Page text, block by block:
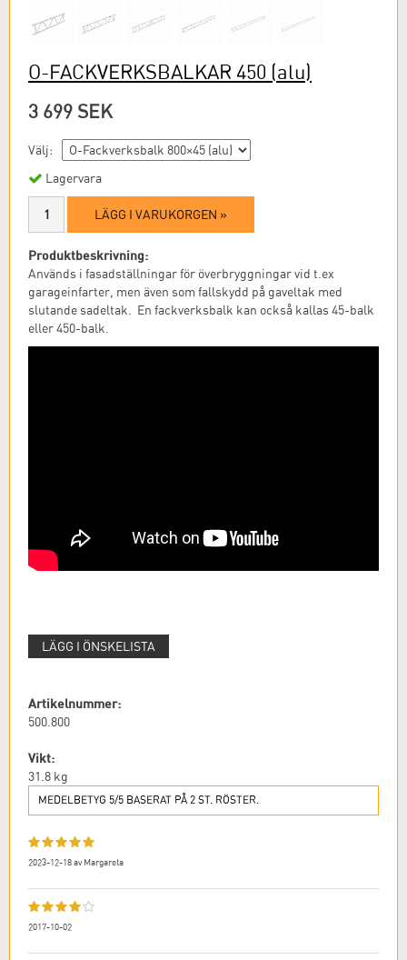
O-FACKVERKSBALKAR 450 (alu)
3 699 SEK
Välj:
Lagervara
LÄGG I VARUKORGEN »
Produktbeskrivning:
Används i fasadställningar för överbryggningar vid t.ex
garageinfarter, men även som fallskydd på gaveltak med
slutande sadeltak. En fackverksbalk kan också kallas 45-balk
eller 450-balk.
LÄGG I ÖNSKELISTA
Artikelnummer:
500.800
Vikt:
31.8 kg
MEDELBETYG 5/5 BASERAT PÅ 2 ST. RÖSTER.
2023-12-18avMargareta
2017-10-02